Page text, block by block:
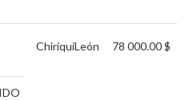
ChiriquíLeón 78 000.00 $